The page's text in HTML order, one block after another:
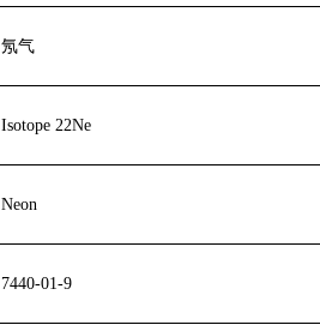
氖气
Isotope 22Ne
Neon
7440-01-9